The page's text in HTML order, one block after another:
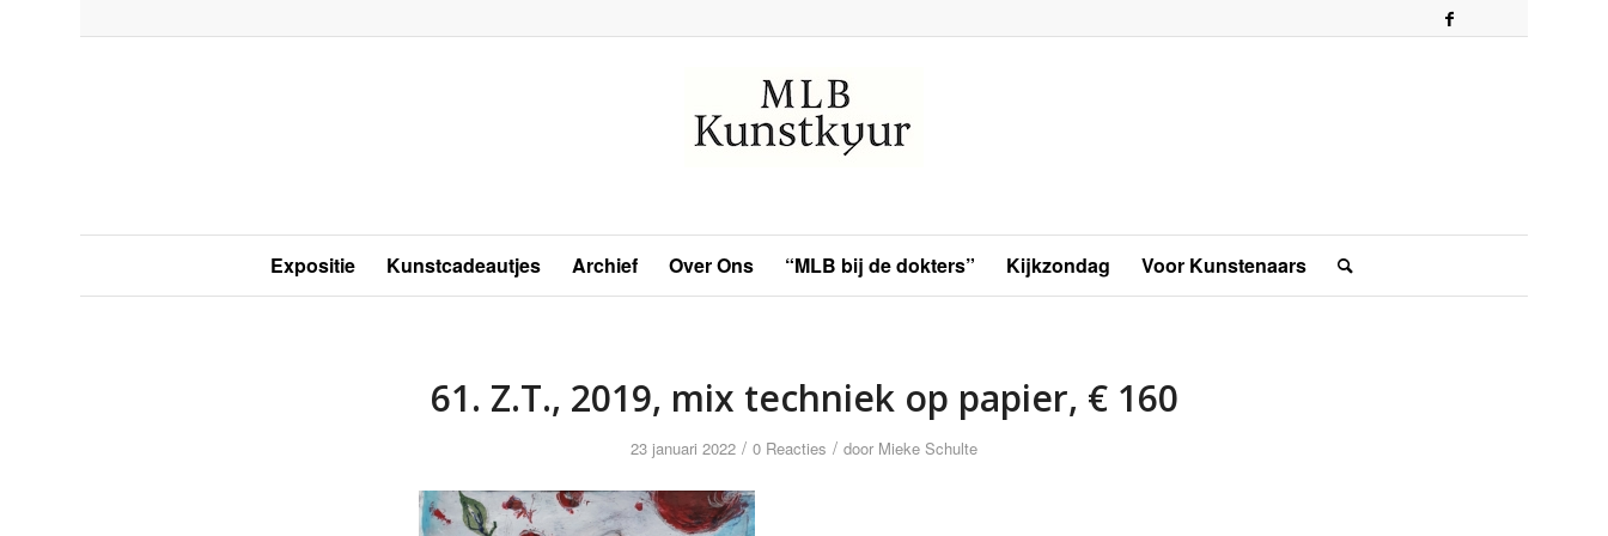
Expositie Kunstcadeautjes Archief Over Ons “MLB bij de dokters” Kijkzondag Voor Kunstenaars
61. Z.T., 2019, mix techniek op papier, € 160
23 januari 2022 / 0 Reacties / door Mieke Schulte